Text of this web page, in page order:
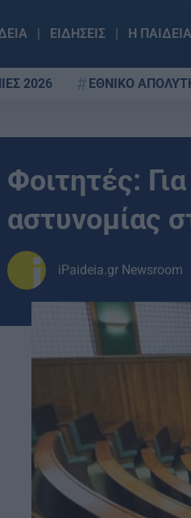
ΕΙΔΗΣΕΙΣ Η
2026 ΕΘΝΙΚΟ
Φοιτητές:
αστυνομίας
iPaideia.gr Newsroom